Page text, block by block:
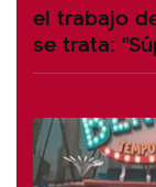
el trabajo
se trata: